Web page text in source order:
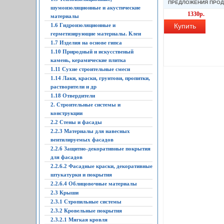
шумоизоляционные и акустические
материалы
1.6 Гидроизоляционные и
герметизирующие материалы. Клеи
1.7 Изделия на основе гипса
1.10 Природный и искусственый
камень, керамические плитка
1.11 Сухие строительные смеси
1.14 Лаки, краски, грунтови, пропитки,
растворители и др
1.18 Отвердители
2. Строительные системы и
конструкции
2.2 Стены и фасады
2.2.3 Материалы для навесных
вентилируемых фасадов
2.2.6 Защитно-декоративные покрытия
для фасадов
2.2.6.2 Фасадные краски, декоративные
штукатурки и покрытия
2.2.6.4 Облицовочные материалы
2.3 Крыши
2.3.1 Стропильные системы
2.3.2 Кровельные покрытия
2.3.2.1 Мягкая кровля
ПРЕДЛОЖЕНИЯ
1330р.
Купить